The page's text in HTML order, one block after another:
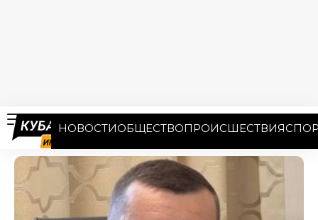
НОВОСТИОБЩЕСТВОПРОИСШЕСТВИЯ